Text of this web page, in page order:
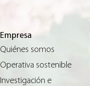
Empresa
Quiénes somos
Operativa sostenible
Investigación e